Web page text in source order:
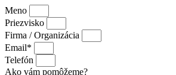
Meno
Priezvisko
Firma / Organizácia
Email*
Telefón
Ako vám pomôžeme?